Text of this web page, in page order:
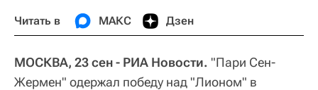
Читать в МАКС Дзен
МОСКВА, 23 сен - РИА Новости. "Пари Сен-
Жермен" одержал победу над "Лионом" в